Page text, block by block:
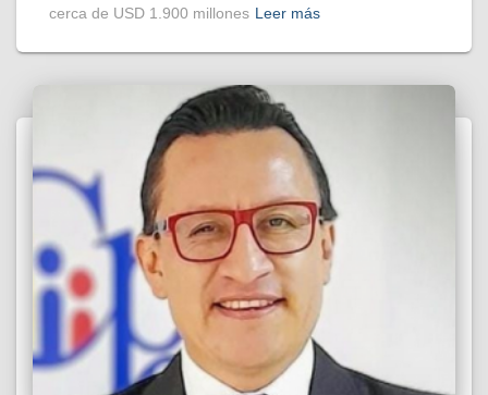
cerca de USD 1.900 millones Leer más